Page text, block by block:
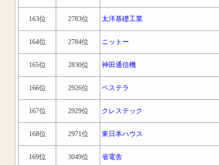
163位 2783位 太洋基礎工業
164位 2784位 ニットー
165位 2830位 神田通信機
166位 2926位 ベステラ
167位 2929位 クレステック
168位 2971位 東日本ハウス
169位 3049位 省電舎